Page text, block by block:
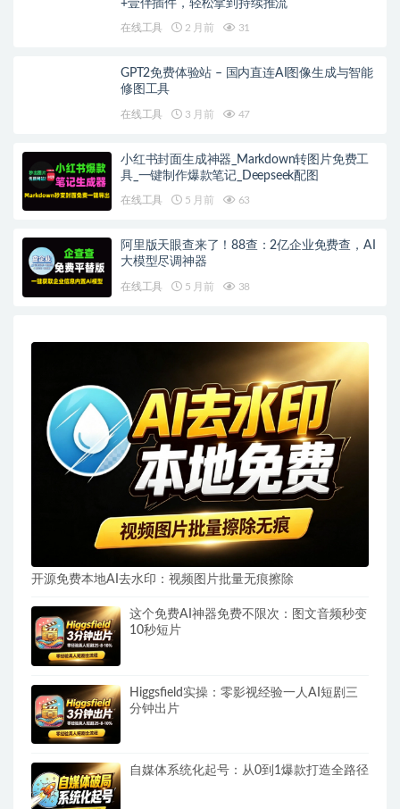
+壹伴插件，轻松拿到持续推流
在线工具 2 月前 31
GPT2免费体验站 – 国内直连AI图像生成与智能
修图工具
在线工具 3 月前 47
小红书封面生成神器_Markdown转图片免费工
具_一键制作爆款笔记_Deepseek配图
在线工具 5 月前 63
阿里版天眼查来了！88查：2亿企业免费查，AI
大模型尽调神器
在线工具 5 月前 38
开源免费本地AI去水印：视频图片批量无痕擦除
这个免费AI神器免费不限次：图文音频秒变
10秒短片
Higgsfield实操：零影视经验一人AI短剧三
分钟出片
自媒体系统化起号：从0到1爆款打造全路径